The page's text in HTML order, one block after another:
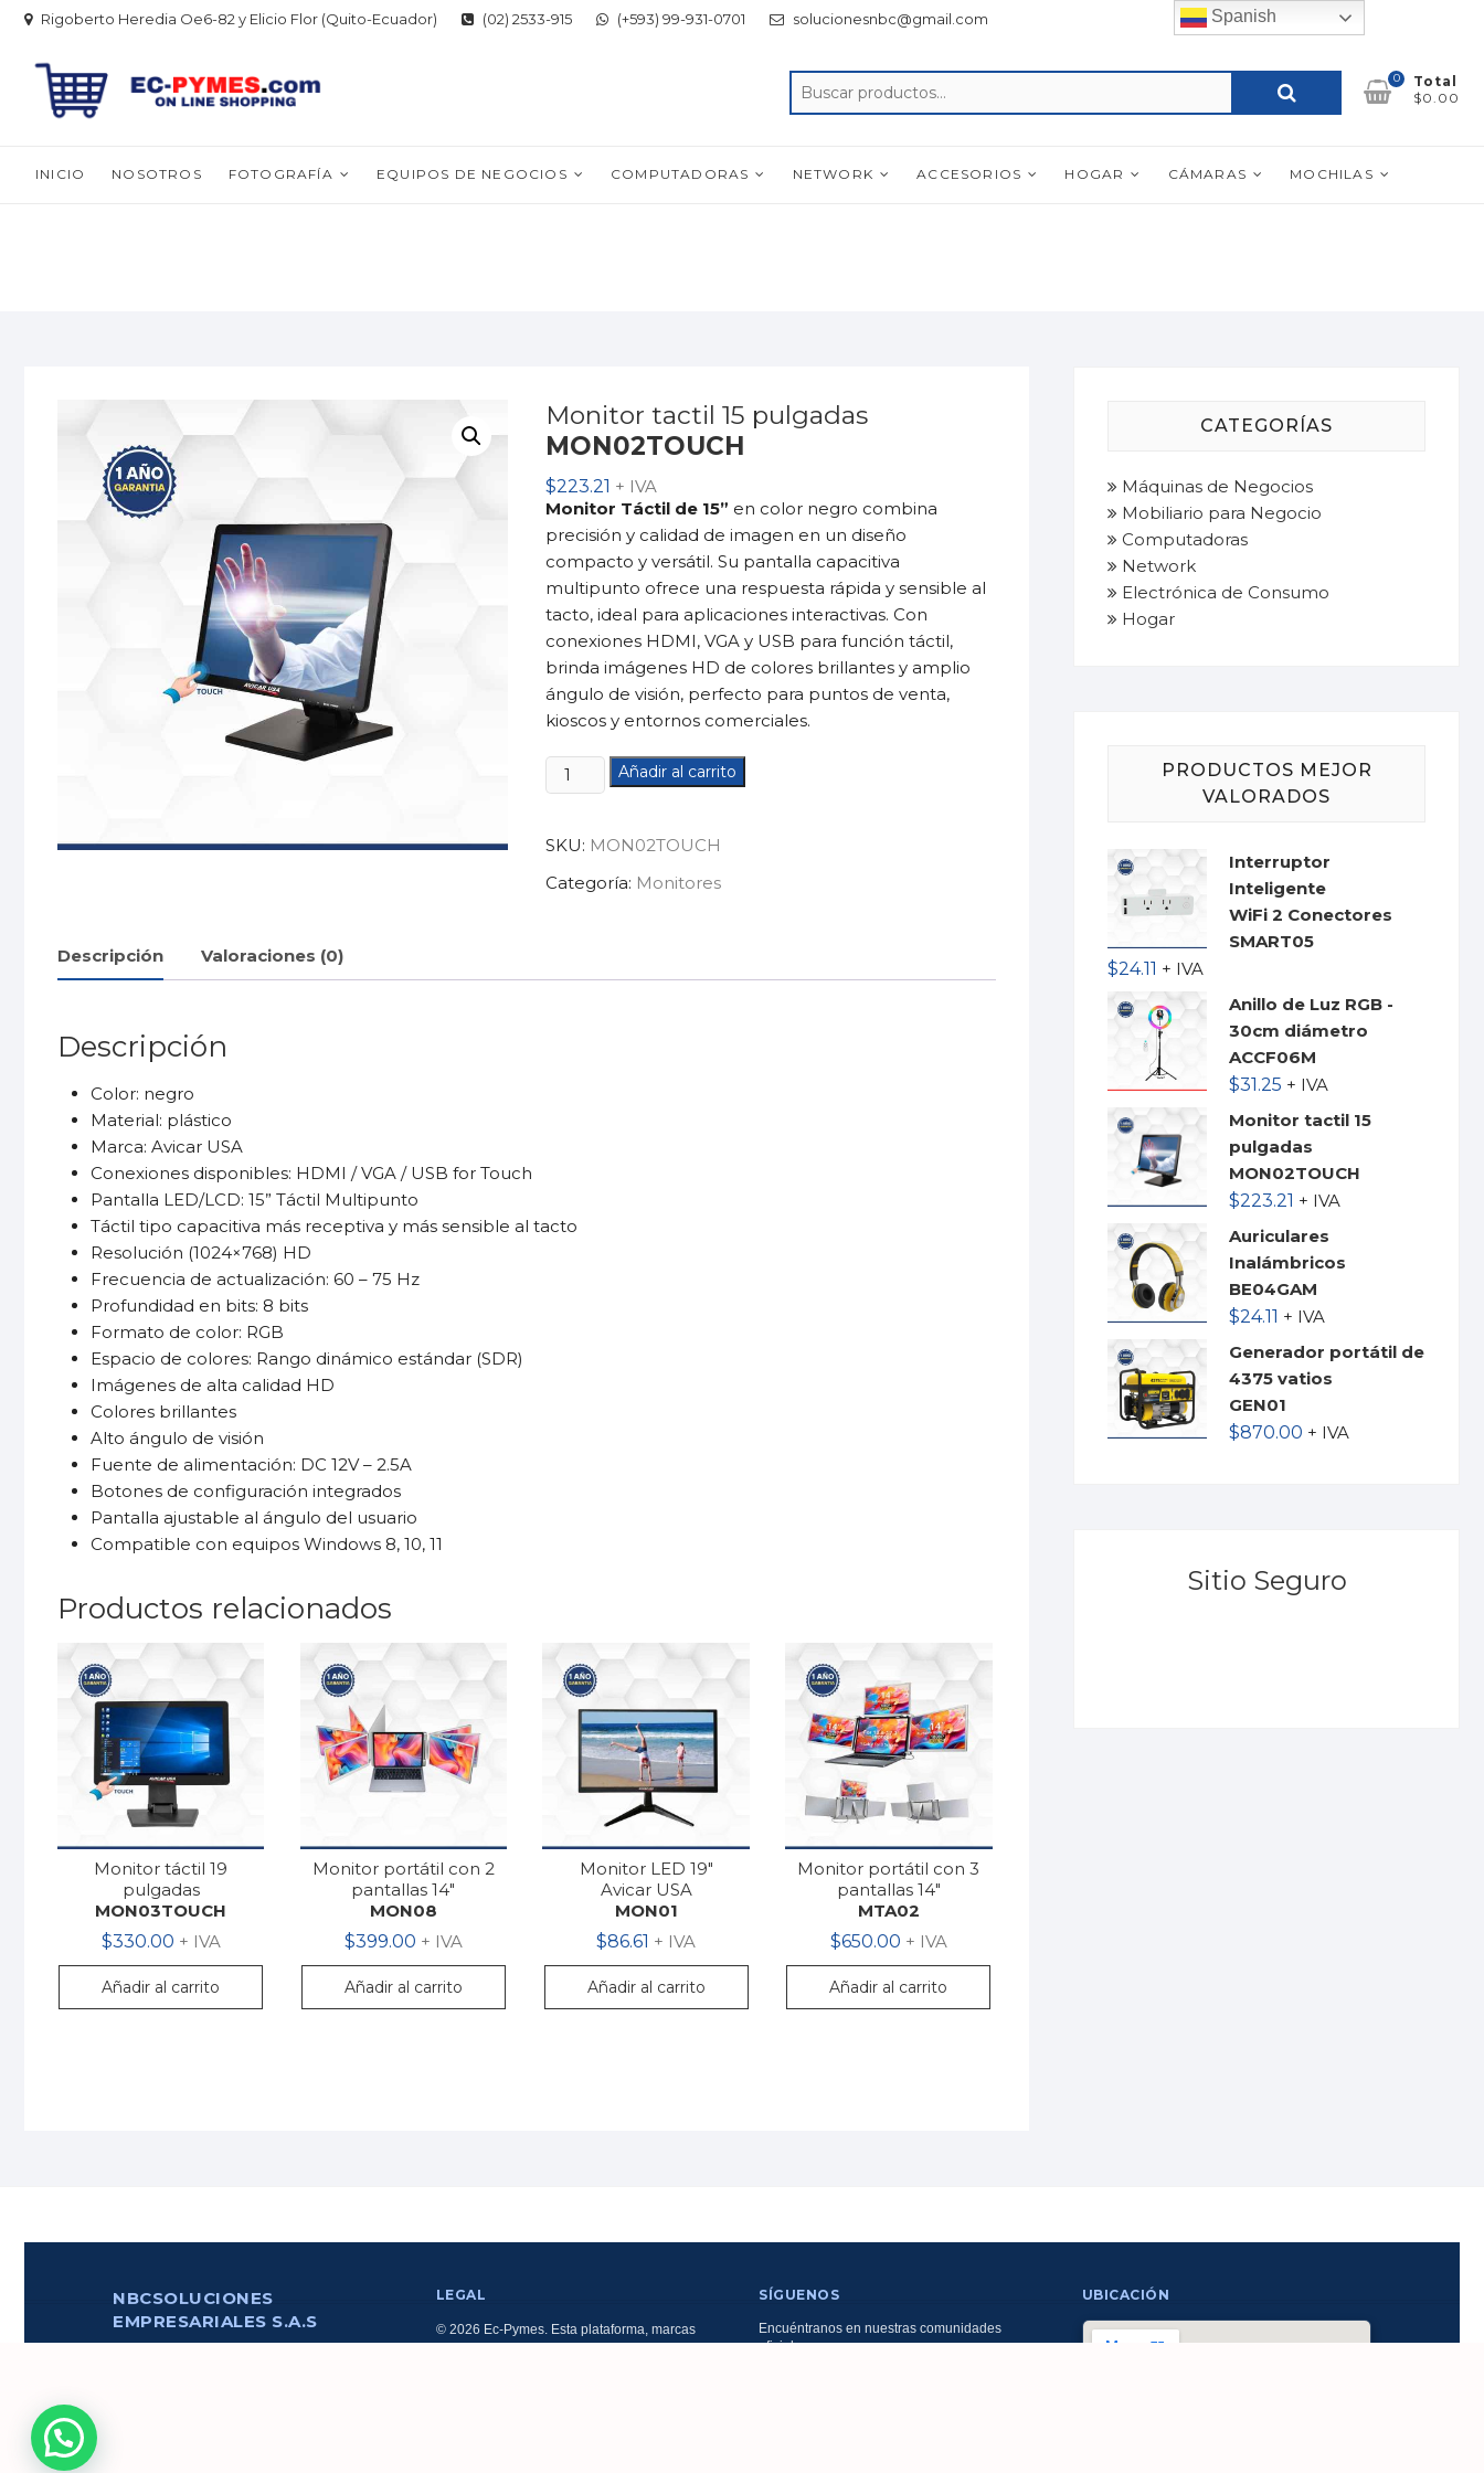
Skip
content
Rigoberto Heredia Oe6-82 y Elicio Flor (Quito-Ecuador) (02) 2533-915 (+593) 99-931-0701 solucionesnbc@gmail.com
Buscar
0
Total
$0.00
INICIO NOSOTROS FOTOGRAFÍA EQUIPOS DE NEGOCIOS COMPUTADORAS NETWORK ACCESORIOS HOGAR CÁMARAS MOCHILAS
Monitor tactil 15 pulgadas
MON02TOUCH
$223.21 + IVA
Monitor Táctil de 15” en color negro combina
precisión y calidad de imagen en un diseño
compacto y versátil. Su pantalla capacitiva
multipunto ofrece una respuesta rápida y sensible al
tacto, ideal para aplicaciones interactivas. Con
conexiones HDMI, VGA y USB para función táctil,
brinda imágenes HD de colores brillantes y amplio
ángulo de visión, perfecto para puntos de venta,
kioscos y entornos comerciales.
Monitor
tactil
pulgadasMON02TOUCH
cantidad
Añadir al carrito
SKU: MON02TOUCH
Categoría: Monitores
Descripción Valoraciones (0)
Descripción
Color: negro
Material: plástico
Marca: Avicar USA
Conexiones disponibles: HDMI / VGA / USB for Touch
Pantalla LED/LCD: 15” Táctil Multipunto
Táctil tipo capacitiva más receptiva y más sensible al tacto
Resolución (1024×768) HD
Frecuencia de actualización: 60 – 75 Hz
Profundidad en bits: 8 bits
Formato de color: RGB
Espacio de colores: Rango dinámico estándar (SDR)
Imágenes de alta calidad HD
Colores brillantes
Alto ángulo de visión
Fuente de alimentación: DC 12V – 2.5A
Botones de configuración integrados
Pantalla ajustable al ángulo del usuario
Compatible con equipos Windows 8, 10, 11
Productos relacionados
Monitor táctil 19
pulgadas
MON03TOUCH
$330.00 + IVA
Añadir al carrito
Monitor portátil con 2
pantallas 14″
MON08
$399.00 + IVA
Añadir al carrito
Monitor LED 19″
Avicar USA
MON01
$86.61 + IVA
Añadir al carrito
Monitor portátil con 3
pantallas 14″
MTA02
$650.00 + IVA
Añadir al carrito
CATEGORÍAS
Máquinas de Negocios
Mobiliario para Negocio
Computadoras
Network
Electrónica de Consumo
Hogar
PRODUCTOS MEJOR
VALORADOS
Interruptor
Inteligente
WiFi 2 Conectores
SMART05
$24.11 + IVA
Anillo de Luz RGB -
30cm diámetro
ACCF06M
$31.25 + IVA
Monitor tactil 15
pulgadas
MON02TOUCH
$223.21 + IVA
Auriculares
Inalámbricos
BE04GAM
$24.11 + IVA
Generador portátil de
4375 vatios
GEN01
$870.00 + IVA
Sitio Seguro
NBCSOLUCIONES
EMPRESARIALES S.A.S
LEGAL
© 2026 Ec-Pymes. Esta plataforma, marcas
SÍGUENOS
Encuéntranos en nuestras comunidades
oficiales:
UBICACIÓN
Spanish